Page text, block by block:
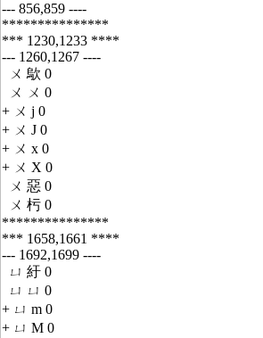
--- 856,859 ----
***************
*** 1230,1233 ****
--- 1260,1267 ----
ㄨ 歍 0
ㄨ ㄨ 0
+ ㄨ j 0
+ ㄨ J 0
+ ㄨ x 0
+ ㄨ X 0
ㄨ 惡 0
ㄨ 杇 0
***************
*** 1658,1661 ****
--- 1692,1699 ----
ㄩ 紆 0
ㄩ ㄩ 0
+ ㄩ m 0
+ ㄩ M 0